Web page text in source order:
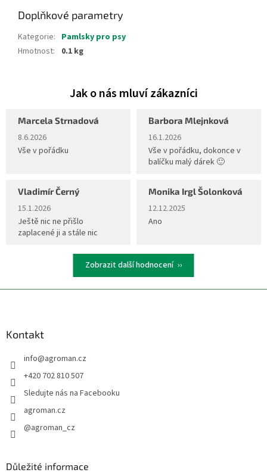
Doplňkové parametry
Kategorie: Pamlsky pro psy
Hmotnost: 0.1 kg
Marcela Strnadová
Hodnocení obchodu je 5 z 5 hvězdiček.
8.6.2026
Vše v pořádku
Barbora Mlejnková
Hodnocení obchodu je 5 z 5
16.1.2026
Vše v pořádku, dokonce v
balíčku malý dárek 🙂
Vladimír Černý
Hodnocení obchodu je 5 z 5 hvězdiček.
15.1.2026
Ještě nic ne přišlo
zaplacené ji a stále nic
Monika Irgl Šolonková
Hodnocení obchodu je 5 z 5
12.12.2025
Ano
Zobrazit další hodnocení
Kontakt
info@agroman.cz
+420 702 810 507
Sledujte nás na Facebooku
agroman.cz
@agroman_cz
Důležité informace